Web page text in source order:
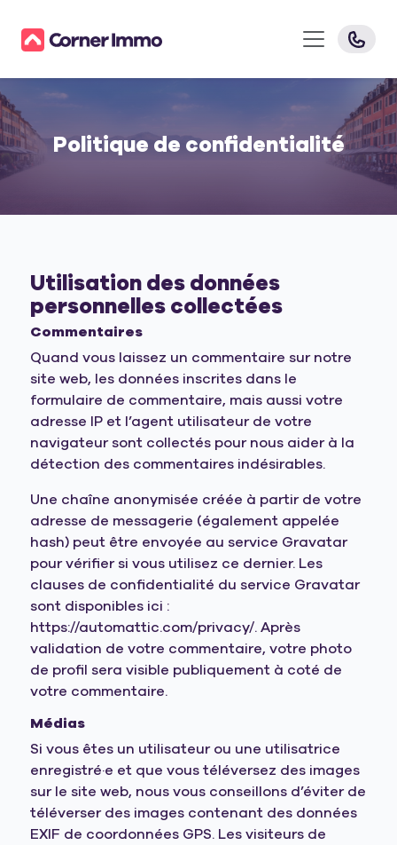
Politique de confidentialité
Utilisation des données
personnelles collectées
Commentaires
Quand vous laissez un commentaire sur notre
site web, les données inscrites dans le
formulaire de commentaire, mais aussi votre
adresse IP et l’agent utilisateur de votre
navigateur sont collectés pour nous aider à la
détection des commentaires indésirables.
Une chaîne anonymisée créée à partir de votre
adresse de messagerie (également appelée
hash) peut être envoyée au service Gravatar
pour vérifier si vous utilisez ce dernier. Les
clauses de confidentialité du service Gravatar
sont disponibles ici :
https://automattic.com/privacy/. Après
validation de votre commentaire, votre photo
de profil sera visible publiquement à coté de
votre commentaire.
Médias
Si vous êtes un utilisateur ou une utilisatrice
enregistré·e et que vous téléversez des images
sur le site web, nous vous conseillons d’éviter de
téléverser des images contenant des données
EXIF de coordonnées GPS. Les visiteurs de